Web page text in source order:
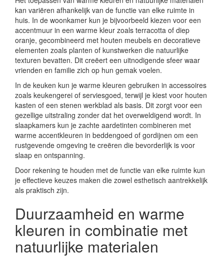
kan variëren afhankelijk van de functie van elke ruimte in
huis. In de woonkamer kun je bijvoorbeeld kiezen voor een
accentmuur in een warme kleur zoals terracotta of diep
oranje, gecombineerd met houten meubels en decoratieve
elementen zoals planten of kunstwerken die natuurlijke
texturen bevatten. Dit creëert een uitnodigende sfeer waar
vrienden en familie zich op hun gemak voelen.
In de keuken kun je warme kleuren gebruiken in accessoires
zoals keukengerei of serviesgoed, terwijl je kiest voor houten
kasten of een stenen werkblad als basis. Dit zorgt voor een
gezellige uitstraling zonder dat het overweldigend wordt. In
slaapkamers kun je zachte aardetinten combineren met
warme accentkleuren in beddengoed of gordijnen om een
rustgevende omgeving te creëren die bevorderlijk is voor
slaap en ontspanning.
Door rekening te houden met de functie van elke ruimte kun
je effectieve keuzes maken die zowel esthetisch aantrekkelijk
als praktisch zijn.
Duurzaamheid en warme
kleuren in combinatie met
natuurlijke materialen